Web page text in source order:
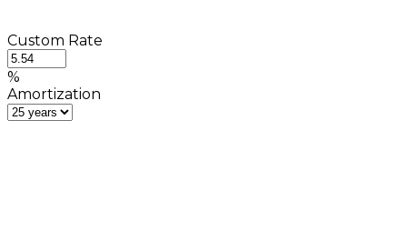
Custom Rate
%
Amortization